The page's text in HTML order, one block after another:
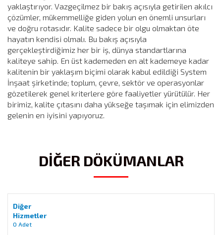
yaklaştırıyor. Vazgeçilmez bir bakış açısıyla getirilen akılcı
çözümler, mükemmelliğe giden yolun en önemli unsurları
ve doğru rotasıdır. Kalite sadece bir olgu olmaktan öte
hayatın kendisi olmalı. Bu bakış açısıyla
gerçekleştirdiğimiz her bir iş, dünya standartlarına
kaliteye sahip. En üst kademeden en alt kademeye kadar
kalitenin bir yaklaşım biçimi olarak kabul edildiği System
İnşaat şirketinde; toplum, çevre, sektör ve operasyonlar
gözetilerek genel kriterlere göre faaliyetler yürütülür. Her
birimiz, kalite çıtasını daha yükseğe taşımak için elimizden
gelenin en iyisini yapıyoruz.
DİĞER DÖKÜMANLAR
Diğer
Hizmetler
0 Adet